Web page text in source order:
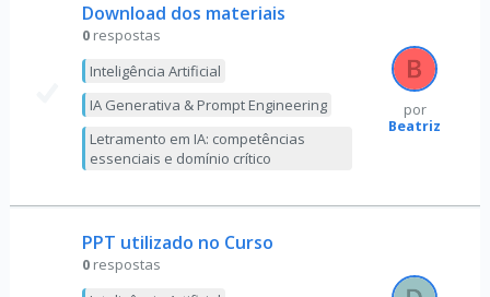
Download dos materiais
0 respostas
Inteligência Artificial
IA Generativa & Prompt Engineering
Letramento em IA: competências
essenciais e domínio crítico
por
Beatriz
PPT utilizado no Curso
0 respostas